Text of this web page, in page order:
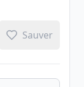
Sauver